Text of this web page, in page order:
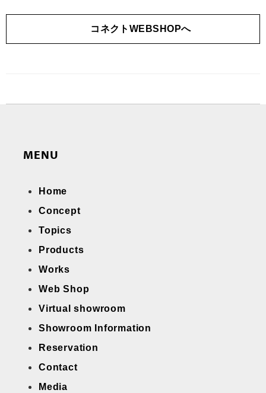
コネクトWEBSHOPへ
MENU
Home
Concept
Topics
Products
Works
Web Shop
Virtual showroom
Showroom Information
Reservation
Contact
Media